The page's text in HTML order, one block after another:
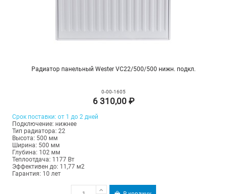
Радиатор панельный Wester VC22/500/500 нижн. подкл.
0-00-1605
6 310,00 ₽
Срок поставки: от 1 до 2 дней
Подключение: нижнее
Тип радиатора: 22
Высота: 500 мм
Ширина: 500 мм
Глубина: 102 мм
Теплоотдача: 1177 Вт
Эффективен до: 11,77 м2
Гарантия: 10 лет